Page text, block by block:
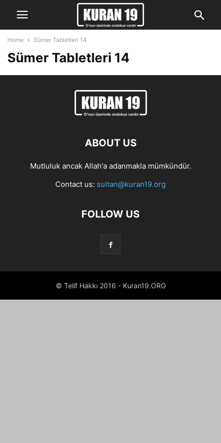
Home Sümer Tabletleri 14
Sümer Tabletleri 14
ABOUT US
Mutluluk ancak Allah'a adanmakla mümkündür.
Contact us: sultan@kuran19.org
FOLLOW US
© Telif Hakkı 2016 - Kuran19.ORG